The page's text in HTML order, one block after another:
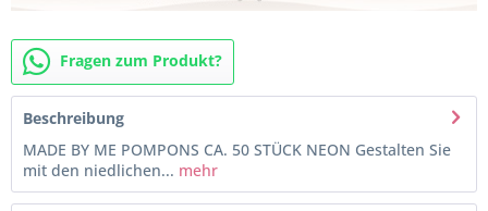
Fragen zum Produkt?
Beschreibung
MADE BY ME POMPONS CA. 50 STÜCK NEON Gestalten Sie
mit den niedlichen... mehr